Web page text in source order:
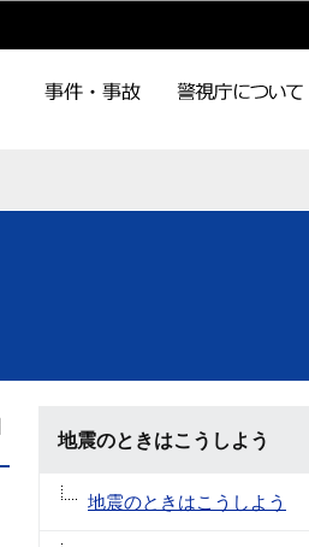
地震のときはこうしよう
地震のときはこうしよう